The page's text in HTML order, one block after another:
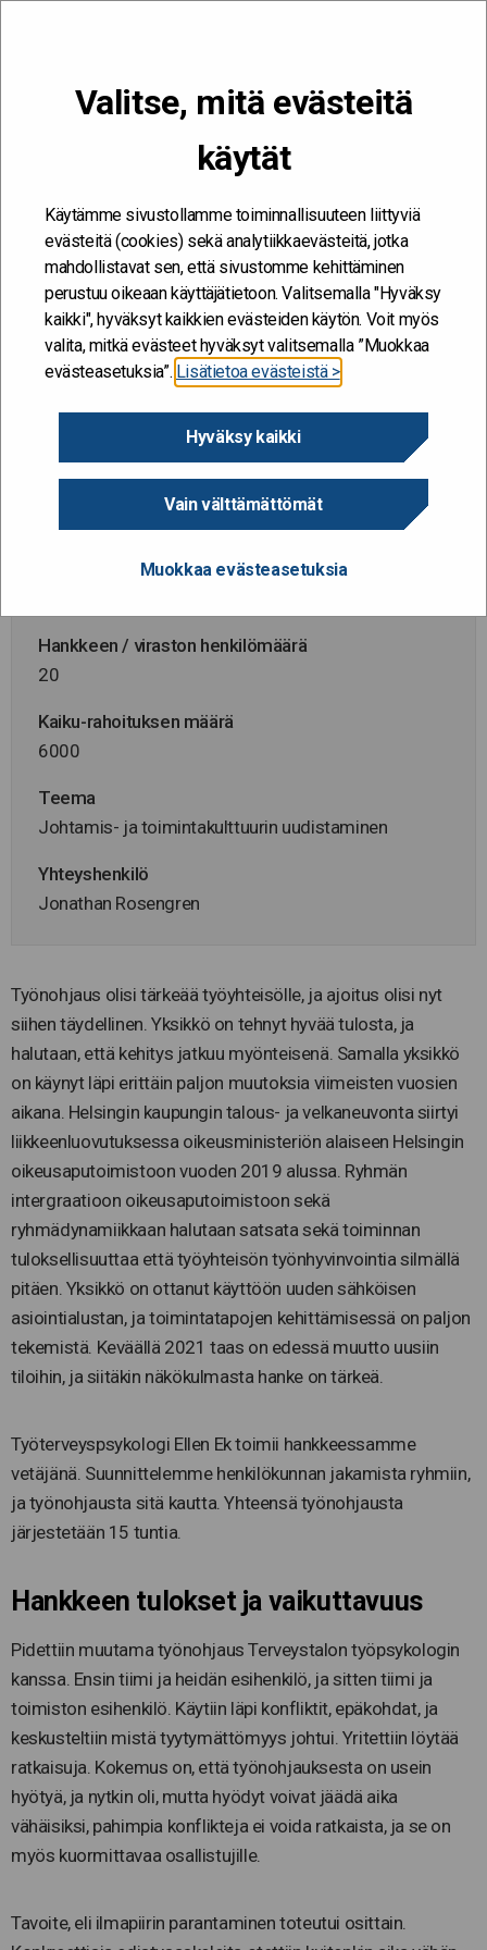
Valitse, mitä evästeitä
käytät
Käytämme sivustollamme toiminnallisuuteen liittyviä
evästeitä (cookies) sekä analytiikkaevästeitä, jotka
mahdollistavat sen, että sivustomme kehittäminen
perustuu oikeaan käyttäjätietoon. Valitsemalla "Hyväksy
kaikki", hyväksyt kaikkien evästeiden käytön. Voit myös
valita, mitkä evästeet hyväksyt valitsemalla ”Muokkaa
evästeasetuksia”. Lisätietoa evästeistä >
Hyväksy kaikki
Vain välttämättömät
Muokkaa evästeasetuksia
Kehitän ja kehityn #töissäSuomelle
Työnohjaus
Työnohjaus
10.12.2020
Diaarinumero
VK/54110/05.00.01.00/2020
Hanke alkaa / päättyy
1.12.2022 - 30.11.2021
Hankkeen / viraston henkilömäärä
20
Kaiku-rahoituksen määrä
6000
Teema
Johtamis- ja toimintakulttuurin uudistaminen
Yhteyshenkilö
Jonathan Rosengren
Työnohjaus olisi tärkeää työyhteisölle, ja ajoitus olisi nyt
siihen täydellinen. Yksikkö on tehnyt hyvää tulosta, ja
halutaan, että kehitys jatkuu myönteisenä. Samalla yksikkö
on käynyt läpi erittäin paljon muutoksia viimeisten vuosien
aikana. Helsingin kaupungin talous- ja velkaneuvonta siirtyi
liikkeenluovutuksessa oikeusministeriön alaiseen Helsingin
oikeusaputoimistoon vuoden 2019 alussa. Ryhmän
intergraatioon oikeusaputoimistoon sekä
ryhmädynamiikkaan halutaan satsata sekä toiminnan
tuloksellisuuttaa että työyhteisön työnhyvinvointia silmällä
pitäen. Yksikkö on ottanut käyttöön uuden sähköisen
asiointialustan, ja toimintatapojen kehittämisessä on paljon
tekemistä. Keväällä 2021 taas on edessä muutto uusiin
tiloihin, ja siitäkin näkökulmasta hanke on tärkeä.
Työterveyspsykologi Ellen Ek toimii hankkeessamme
vetäjänä. Suunnittelemme henkilökunnan jakamista ryhmiin,
ja työnohjausta sitä kautta. Yhteensä työnohjausta
järjestetään 15 tuntia.
Hankkeen tulokset ja vaikuttavuus
Pidettiin muutama työnohjaus Terveystalon työpsykologin
kanssa. Ensin tiimi ja heidän esihenkilö, ja sitten tiimi ja
toimiston esihenkilö. Käytiin läpi konfliktit, epäkohdat, ja
keskusteltiin mistä tyytymättömyys johtui. Yritettiin löytää
ratkaisuja. Kokemus on, että työnohjauksesta on usein
hyötyä, ja nytkin oli, mutta hyödyt voivat jäädä aika
vähäisiksi, pahimpia konflikteja ei voida ratkaista, ja se on
myös kuormittavaa osallistujille.
Tavoite, eli ilmapiirin parantaminen toteutui osittain.